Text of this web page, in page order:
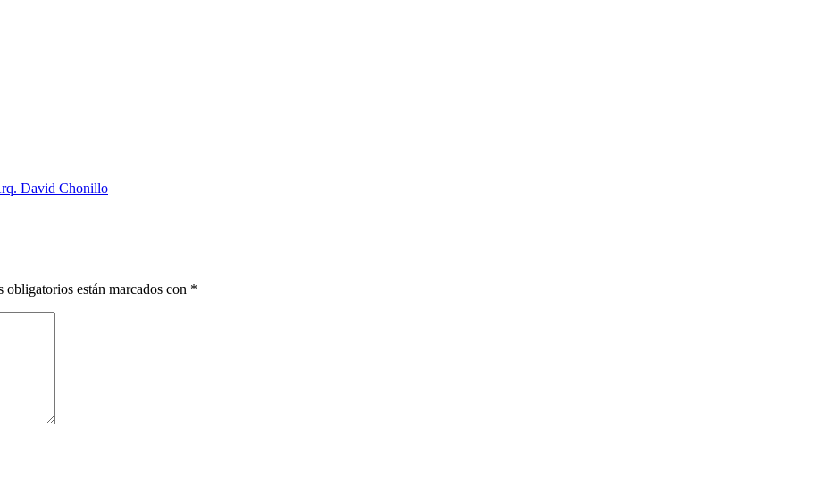
David Chonillo
obligatorios están marcados con *